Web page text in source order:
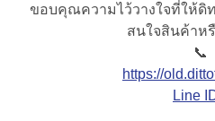
ขอบคุณความไว้วางใจที่ให้ดิ
สนใจสินค้าห
📞
https://
Line